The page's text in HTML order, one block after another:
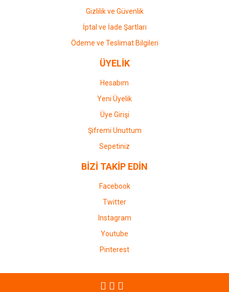
Gizlilik ve Güvenlik
İptal ve İade Şartları
Ödeme ve Teslimat Bilgileri
ÜYELİK
Hesabım
Yeni Üyelik
Üye Girişi
Şifremi Unuttum
Sepetiniz
BİZİ TAKİP EDİN
Facebook
Twitter
Instagram
Youtube
Pinterest